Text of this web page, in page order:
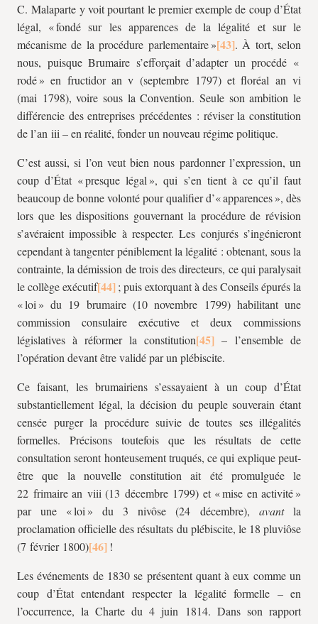
C. Malaparte y voit pourtant le premier exemple de coup d’État
légal, « fondé sur les apparences de la légalité et sur le
mécanisme de la procédure parlementaire »
. À tort, selon
nous, puisque Brumaire s’efforçait d’adapter un procédé «
rodé » en fructidor anv (septembre 1797) et floréal anvi
(mai 1798), voire sous la Convention. Seule son ambition le
différencie des entreprises précédentes : réviser la constitution
de l’an iii – en réalité, fonder un nouveau régime politique.
C’est aussi, si l’on veut bien nous pardonner l’expression, un
coup d’État « presque légal », qui s’en tient à ce qu’il faut
beaucoup de bonne volonté pour qualifier d’« apparences », dès
lors que les dispositions gouvernant la procédure de révision
s’avéraient impossible à respecter. Les conjurés s’ingénieront
cependant à tangenter péniblement la légalité : obtenant, sous la
contrainte, la démission de trois des directeurs, ce qui paralysait
le collège exécutif
; puis extorquant à des Conseils épurés la
« loi » du 19 brumaire (10 novembre 1799) habilitant une
commission consulaire exécutive et deux commissions
législatives à réformer la constitution
– l’ensemble de
l’opération devant être validé par un plébiscite.
Ce faisant, les brumairiens s’essayaient à un coup d’État
substantiellement légal, la décision du peuple souverain étant
censée purger la procédure suivie de toutes ses illégalités
formelles. Précisons toutefois que les résultats de cette
consultation seront honteusement truqués, ce qui explique peut-
être que la nouvelle constitution ait été promulguée le
22 frimaire an viii (13 décembre 1799) et « mise en activité »
par une « loi » du 3 nivôse (24 décembre),avantla
proclamation officielle des résultats du plébiscite, le 18 pluviôse
(7 février 1800)
!
Les événements de 1830 se présentent quant à eux comme un
coup d’État entendant respecter la légalité formelle – en
l’occurrence, la Charte du 4 juin 1814. Dans son rapport